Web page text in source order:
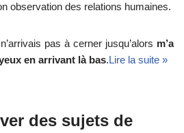
observation des relations humaines.
pas à cerner jusqu’alors m’a
en arrivant là bas.Lire la suite »
des sujets de